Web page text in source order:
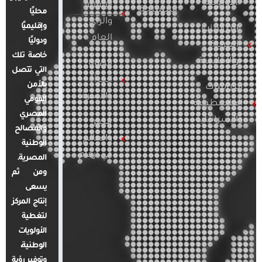
الأوروبية
الدراسات
العربية
والإقليمية
الدراسات
الفلسطينية
والإسرائيلية
المسلحة
الإعلام
والرأي
العام
قضايا
المرأة
والأسرة
مصر
والعالم
في أرقام
محليًا
وإقليميًا
ودوليًا
خاصة تلك
التي تتصل
بالأمن
القومي
المصري
والمصالح
الوطنية
المصرية.
ومن ثم
يسعى
إنتاج المركز
لتغطية
الأولويات
الوطنية،